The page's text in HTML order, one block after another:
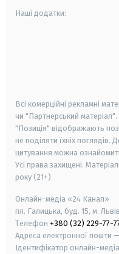
Наші додатки:
Всі комерційні рекламні
чи "Партнерський
"Позиція" відображають
не поділяти їхніх
цитування можна
Усі права захищені.
року (21+)
Онлайн-медіа «24 Канал»
пл. Галицька, буд. 15, м.
Телефон +380 (32) 229-77-
Адреса електронної пошти —
Ідентифікатор онлайн-